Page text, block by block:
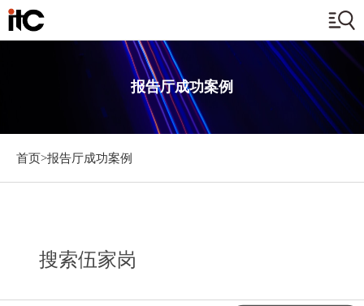
报告厅成功案例
首页>报告厅成功案例
搜索伍家岗